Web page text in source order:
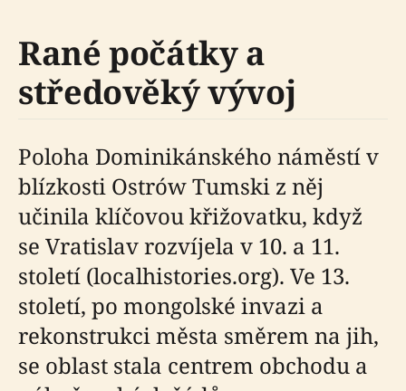
Rané počátky a
středověký vývoj
Poloha Dominikánského náměstí v
blízkosti Ostrów Tumski z něj
učinila klíčovou křižovatku, když
se Vratislav rozvíjela v 10. a 11.
století (localhistories.org). Ve 13.
století, po mongolské invazi a
rekonstrukci města směrem na jih,
se oblast stala centrem obchodu a